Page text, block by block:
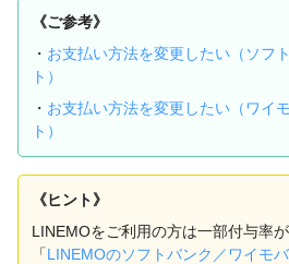
《ご参考》
・ お支払い方法を変更したい（ソフ
ト）
・ お支払い方法を変更したい（ワイ
ト）
《ヒント》
LINEMOをご利用の方は一部付与率
「LINEMOのソフトバンク／ワイモ